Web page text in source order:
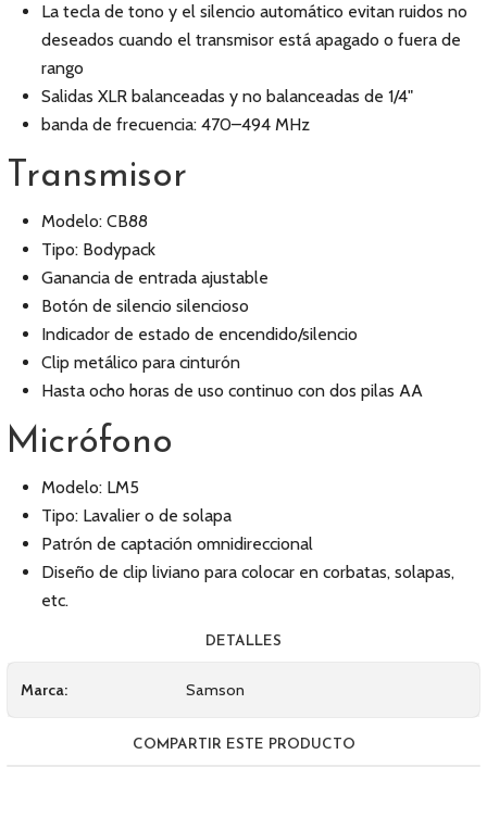
La tecla de tono y el silencio automático evitan ruidos no
deseados cuando el transmisor está apagado o fuera de
rango
Salidas XLR balanceadas y no balanceadas de 1/4"
banda de frecuencia: 470–494 MHz
Transmisor
Modelo: CB88
Tipo: Bodypack
Ganancia de entrada ajustable
Botón de silencio silencioso
Indicador de estado de encendido/silencio
Clip metálico para cinturón
Hasta ocho horas de uso continuo con dos pilas AA
Micrófono
Modelo: LM5
Tipo: Lavalier o de solapa
Patrón de captación omnidireccional
Diseño de clip liviano para colocar en corbatas, solapas,
etc.
DETALLES
Marca: Samson
COMPARTIR ESTE PRODUCTO